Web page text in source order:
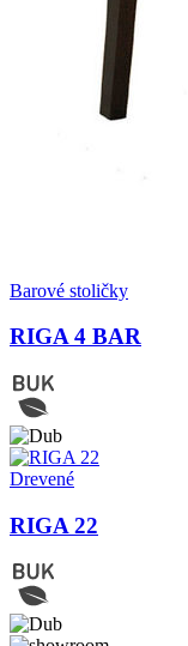
Barové stoličky
RIGA 4 BAR
Drevené
RIGA 22